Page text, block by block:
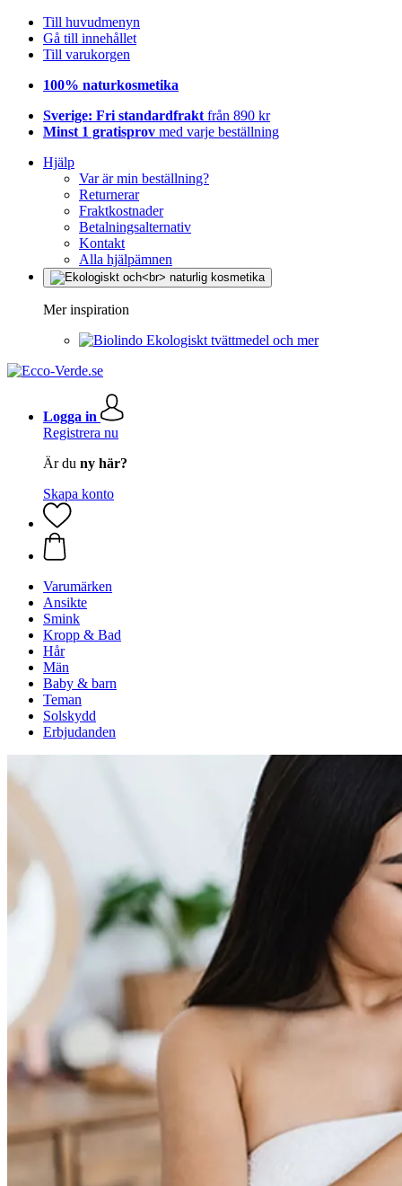
Till huvudmenyn
Gå till innehållet
Till varukorgen
100% naturkosmetika
Sverige: Fri standardfrakt från 890 kr
Minst 1 gratisprov med varje beställning
Hjälp
Var är min beställning?
Returnerar
Fraktkostnader
Betalningsalternativ
Kontakt
Alla hjälpämnen
Mer inspiration
Ekologiskt tvättmedel och mer
Logga in
Registrera nu
Är du ny här?
Skapa konto
Varumärken
Ansikte
Smink
Kropp & Bad
Hår
Män
Baby & barn
Teman
Solskydd
Erbjudanden